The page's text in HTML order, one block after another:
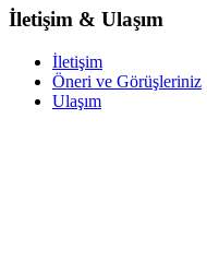
İletişim & Ulaşım
İletişim
Öneri ve Görüşleriniz
Ulaşım